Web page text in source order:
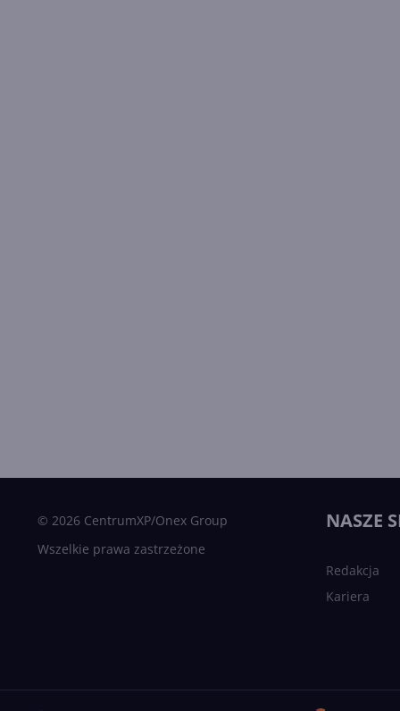
© 2026 CentrumXP/Onex Group
Wszelkie prawa zastrzeżone
NASZE
Redakcja
Kariera